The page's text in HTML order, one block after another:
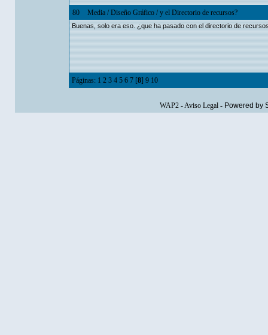
80 Media/Diseño Gráfico/y el Directorio de recursos?
Buenas, solo era eso. ¿que ha pasado con el directorio de
Páginas: 1 2 3 4 5 6 7[8] 9 10
WAP2-Aviso Legal- Powered by